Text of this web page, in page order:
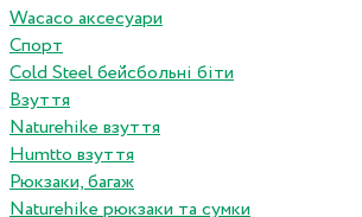
Wacaco аксесуари
Спорт
Cold Steel бейсбольні біти
Взуття
Naturehike взуття
Humtto взуття
Рюкзаки, багаж
Naturehike рюкзаки та сумки